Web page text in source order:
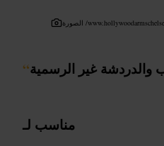
الصورة /
“غير الرسمية
مناسب لـ